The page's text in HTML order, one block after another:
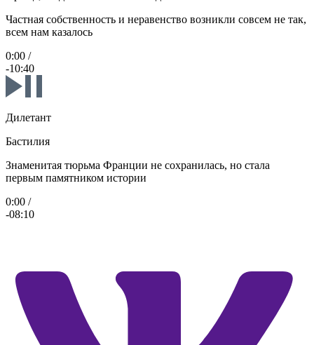
Частная собственность и неравенство возникли совсем не так,
всем нам казалось
0:00 /
-10:40
Дилетант
Бастилия
Знаменитая тюрьма Франции не сохранилась, но стала
первым памятником истории
0:00 /
-08:10